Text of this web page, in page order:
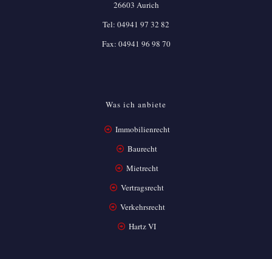
26603 Aurich
Tel: 04941 97 32 82
Fax: 04941 96 98 70
Was ich anbiete
Immobilienrecht
Baurecht
Mietrecht
Vertragsrecht
Verkehrsrecht
Hartz VI